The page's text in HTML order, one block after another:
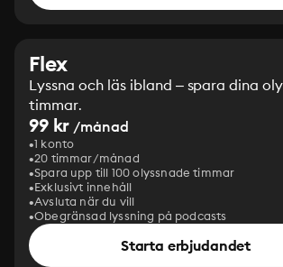
Flex
Lyssna och läs ibland – spara dina
timmar.
99 kr /månad
1 konto
20 timmar/månad
Spara upp till 100 olyssnade timmar
Exklusivt innehåll
Avsluta när du vill
Obegränsad lyssning på podcasts
Starta erbjudandet